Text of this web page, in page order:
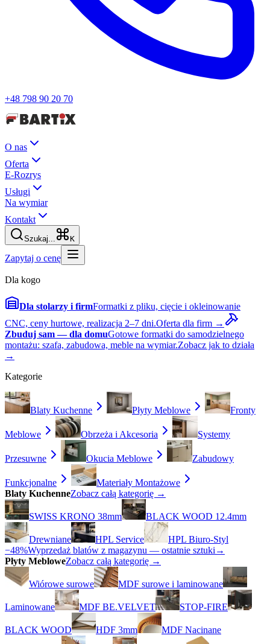
+48 798 90 20 70
O nas
Oferta
E-Rozrys
Usługi
Na wymiar
Kontakt
Szukaj... K
Zapytaj o cenę
Dla kogo
Dla stolarzy i firmFormatki z pliku, cięcie i okleinowanie
CNC, ceny hurtowe, realizacja 2–7 dni.Oferta dla firm →
Zbuduj sam — dla domuGotowe formatki do samodzielnego
montażu: szafa, zabudowa, meble na wymiar.Zobacz jak to działa
→
Kategorie
Blaty Kuchenne Płyty Meblowe Fronty
Meblowe Obrzeża i Akcesoria Systemy
Przesuwne Okucia Meblowe Zabudowy
Funkcjonalne
Materiały Montażowe
Blaty KuchenneZobacz całą kategorię →
SWISS KRONO 38mm BLACK WOOD 12.4mm
Drewniane HPL Service
HPL Biuro-Styl
−48%Wyprzedaż blatów z magazynu — ostatnie sztuki →
Płyty MebloweZobacz całą kategorię →
Wiórowe surowe MDF surowe i laminowane
Laminowane MDF BE.VELVET STOP-FIRE
BLACK WOOD HDF 3mm MDF Nacinane